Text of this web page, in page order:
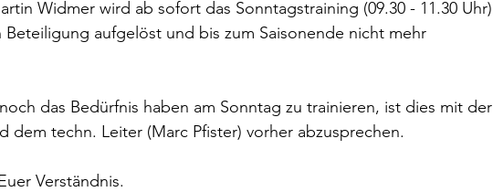
Widmer wird ab sofort das Sonntagstraining (09.30 - 11.30 Uhr)
aufgelöst und bis zum Saisonende nicht mehr
das Bedürfnis haben am Sonntag zu trainieren, ist dies mit der
dem techn. Leiter (Marc Pfister) vorher abzusprechen.
Verständnis.